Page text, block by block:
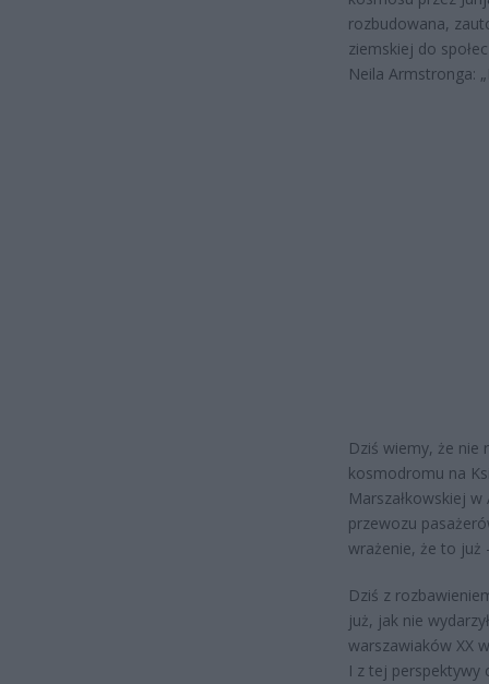
rozbudowana,
ziemskiej do
Neila Armstronga:
Dziś wiemy, że
kosmodromu na
Marszałkowskiej
przewozu
wrażenie, że to już
Dziś z
już, jak nie
warszawiaków XX
I z tej perspektywy